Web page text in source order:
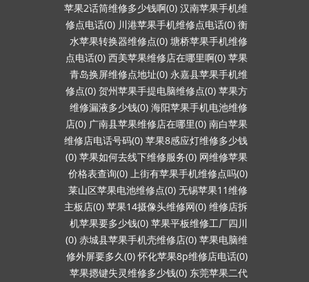
苹果2话筒维修多少钱啊(0) 汉南苹果手机维
修点电话(0) 川港苹果手机维修点电话(0) 衡
水苹果转换器维修点(0) 塘桥苹果手机维修
点电话(0) 西美苹果维修店在哪里啊(0) 苹果
青岛换屏维修点地址(0) 永嘉县苹果手机维
修点(0) 贺州苹果手提电脑维修点(0) 苹果方
维修漏液多少钱(0) 海阳苹果手机电池维修
店(0) 广南县苹果维修店在哪里(0) 南白苹果
维修店电话号码(0) 苹果8感应灯维修多少钱
(0) 苹果如何去线下维修服务(0) 网维修苹果
价格表查询(0) 上街有苹果手机维修点吗(0)
莱山区苹果电池维修点(0) 无锡苹果11维修
主板店(0) 苹果14摄像头维修网(0) 维修店拆
机苹果要多少钱(0) 苹果平板维修工厂四川
(0) 赤城县苹果手机壳维修店(0) 苹果电脑维
修外屏要多久(0) 怀化苹果8p维修店电话(0)
苹果摁键失灵维修多少钱(0) 东莞苹果二代